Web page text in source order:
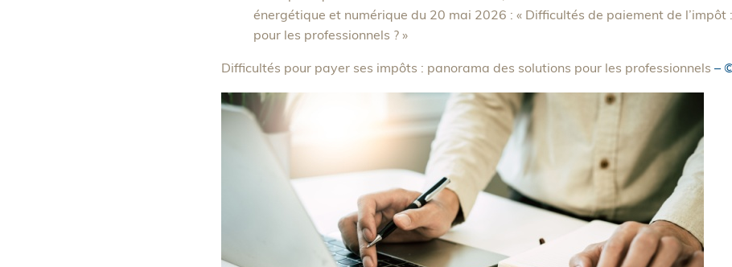
énergétique et numérique du 20 mai 2026 : « Difficultés de paiement de l’impôt
pour les professionnels ? »
Difficultés pour payer ses impôts : panorama des solutions pour les professionnels –